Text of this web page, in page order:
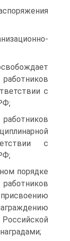
с
с
порядке